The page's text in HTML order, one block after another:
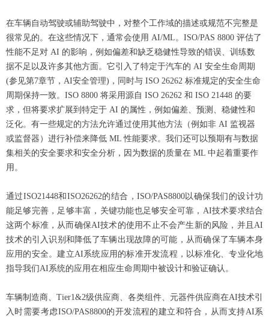
在车辆自动驾驶或辅助驾驶中，对整个工作域的描述或规范不完整是
很常见的。在这些情况下，通常会使用 AI/ML。ISO/PAS 8800 评估了
性能不足对 AI 的影响，例如偏差和缺乏稳健性导致的错误、训练数
据不足以及许多其他方面。它引入了特定于汽车的 AI 安全生命周期
(参见第7章节，AI安全管理)，同时与 ISO 26262 标准规定的安全生命
周期保持一致。ISO 8800 将采用源自 ISO 26262 和 ISO 21448 的要
求，但将要求扩展到特定于 AI 的属性，例如偏差、预测、稳健性和
泛化。有一些规定的方法允许通过使用其他方法（例如非 AI 监视器
或监督器）进行补偿来降低 ML 性能要求。我们还可以预期有与数据
集相关的安全要求和安全分析，因为数据的质量在 ML 中起着重要作
用。
通过ISO21448和ISO26262的结合，ISO/PAS8800以确保我们的设计功
能足够完善，足够丰富，关键功能也足够安全可靠，AI技术要求结合
这两个标准，从而确保AI技术的使用不止不会产生新的风险，并且AI
技术的引入识别和降低了车辆出现故障的可能，从而确保了车辆本身
应用的安全。建立AI系统应用的标准开发流程，以标准化、专业化地
指导我们AI系统的应用在相应生命周期中被设计和验证确认。
车辆制造商、Tier1&2级供应商、各类组件、元器件供应商在AI技术引
入时需要考虑ISO/PAS8800的开发流程的建立和符合，从而支持AI系